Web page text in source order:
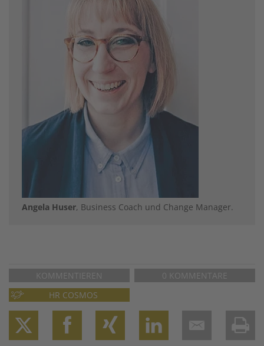
Angela Huser, Business Coach und Change Manager.
KOMMENTIEREN
0 KOMMENTARE
HR COSMOS